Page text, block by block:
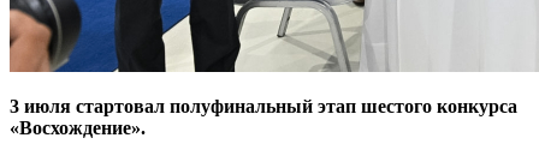
3 июля стартовал полуфинальный этап шестого конкурса
«Восхождение».